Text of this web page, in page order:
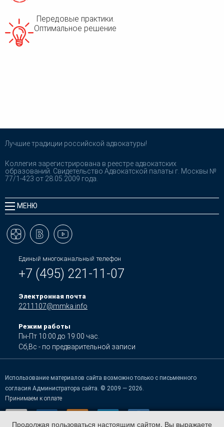
Передовые практики.
Оптимальное решение
Лучшие традиции российской адвокатуры!
Коллегия зарегистрирована в реестре адвокатских
образований. Свидетельство Адвокатской палаты г. Москвы №
77/1-423 от 28.05.2009 года.
МЕНЮ
Единый многоканальный телефон
+7 (495) 221-11-07
Электронная почта
2211107@mmka.info
Режим работы
Пн-Пт 10:00 до 19:00 час.
Сб,Вс - по предварительной записи
Использование материалов сайта возможно только с письменного
согласия Администратора сайта. © 2009 — 2026.
Принимаем к оплате
Продолжая пользоваться настоящим сайтом, Вы выражаете